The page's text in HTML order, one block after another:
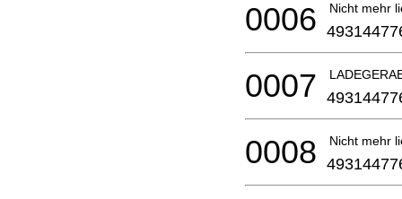
Nicht mehr
0006
0007
Nicht mehr
0008